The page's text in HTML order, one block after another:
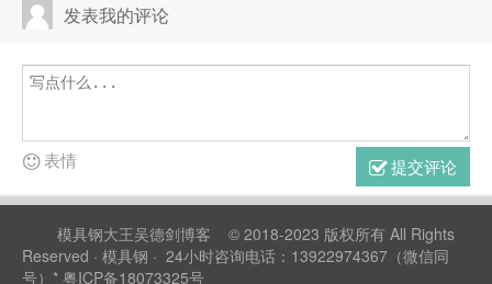
发表我的评论
提交评论
表情
模具钢大王吴德剑博客 © 2018-2023 版权所有 All Rights
Reserved · 模具钢 · 24小时咨询电话：13922974367（微信同
号）* 粤ICP备18073325号